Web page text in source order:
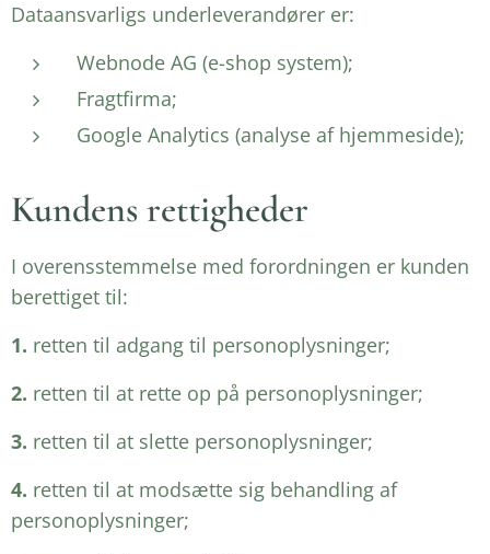
Dataansvarligs underleverandører er:
Webnode AG (e-shop system);
Fragtfirma;
Google Analytics (analyse af hjemmeside);
Kundens rettigheder
I overensstemmelse med forordningen er kunden
berettiget til:
1. retten til adgang til personoplysninger;
2. retten til at rette op på personoplysninger;
3. retten til at slette personoplysninger;
4. retten til at modsætte sig behandling af
personoplysninger;